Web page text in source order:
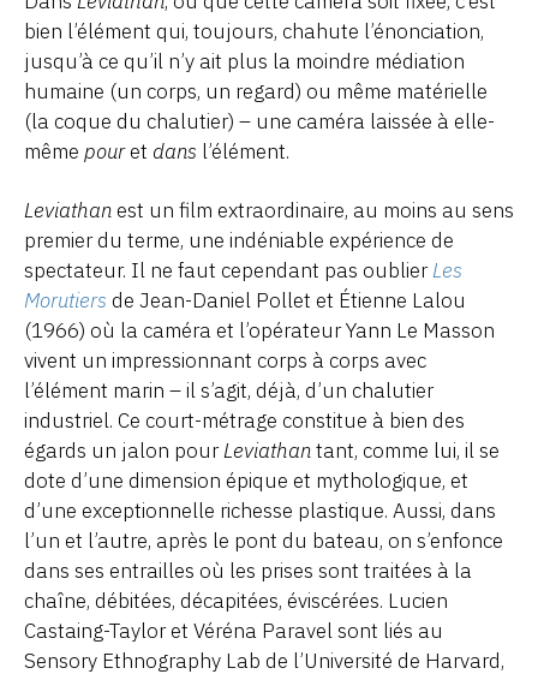
bien l’élément qui, toujours, chahute l’énonciation,
jusqu’à ce qu’il n’y ait plus la moindre médiation
humaine (un corps, un regard) ou même matérielle
(la coque du chalutier) – une caméra laissée à elle-
même pouret dans l’élément.
Leviathan est un film extraordinaire, au moins au sens
premier du terme, une indéniable expérience de
spectateur. Il ne faut cependant pas oublierLes
Morutiers de Jean-Daniel Pollet et Étienne Lalou
(1966) où la caméra et l’opérateur Yann Le Masson
vivent un impressionnant corps à corps avec
l’élément marin – il s’agit, déjà, d’un chalutier
industriel. Ce court-métrage constitue à bien des
égards un jalon pourLeviathantant, comme lui, il se
dote d’une dimension épique et mythologique, et
d’une exceptionnelle richesse plastique. Aussi, dans
l’un et l’autre, après le pont du bateau, on s’enfonce
dans ses entrailles où les prises sont traitées à la
chaîne, débitées, décapitées, éviscérées. Lucien
Castaing-Taylor et Véréna Paravel sont liés au
Sensory Ethnography Lab de l’Université de Harvard,